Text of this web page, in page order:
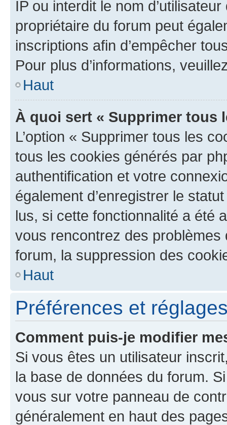
IP ou interdit le nom
propriétaire du forum peut
inscriptions afin d’empêcher
Pour plus d’informations,
Haut
À quoi sert « Supprimer tous
L’option « Supprimer tous les
tous les cookies générés par
authentification et votre
également d’enregistrer le
lus, si cette fonctionnalité a été
vous rencontrez des
forum, la suppression des
Haut
Préférences et
Comment puis-je modifier
Si vous êtes un utilisateur
la base de données du forum.
vous sur votre panneau de
généralement en haut des